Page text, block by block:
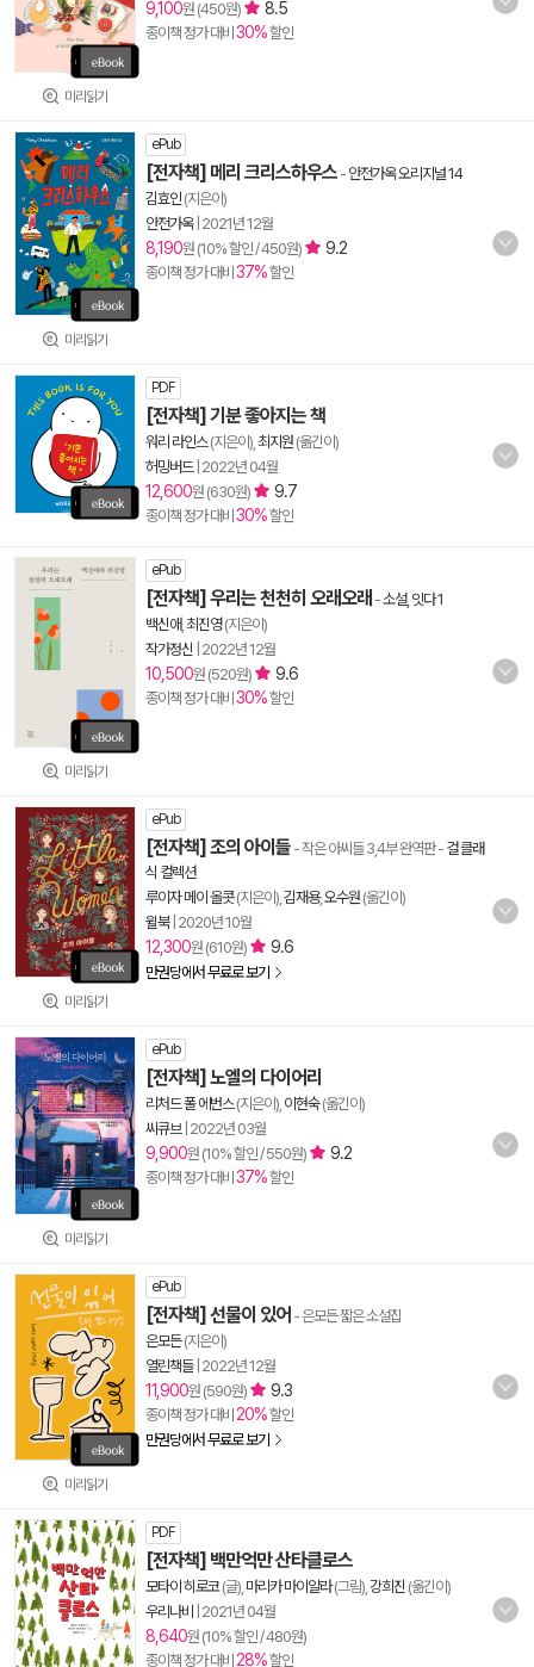
미리읽기
9,100원 (450원) 8.5
종이책 정가 대비 30%할인
미리읽기
ePub
[전자책] 메리 크리스하우스 - 안전가옥 오리지널 14
김효인 (지은이)
안전가옥| 2021년 12월
8,190원 (10% 할인 / 450원) 9.2
종이책 정가 대비 37%할인
PDF
[전자책] 기분 좋아지는 책
워리 라인스(지은이), 최지원 (옮긴이)
허밍버드| 2022년 04월
12,600원 (630원) 9.7
종이책 정가 대비 30%할인
미리읽기
ePub
[전자책] 우리는 천천히 오래오래 -소설, 잇다 1
백신애 최진영(지은이)
작가정신 2022년 12월
10,500원 (520원) 9.6
종이책 정가 대비 30%할인
미리읽기
ePub
[전자책] 조의 아이들 - 작은 아씨들 3,4부 완역판- 걸 클래
식 컬렉션
루이자 메이 올콧(지은이), 김재용,오수원 (옮긴이)
윌북| 2020년 10월
12,300원 (610원) 9.6
만권당에서 무료로 보기
미리읽기
ePub
[전자책] 노엘의 다이어리
리처드 폴 에번스(지은이), 이현숙(옮긴이)
씨큐브| 2022년 03월
9,900원 (10% 할인 / 550원) 9.2
종이책 정가 대비 37%할인
미리읽기
ePub
[전자책] 선물이 있어 - 은모든 짧은 소설집
은모든(지은이)
열린책들| 2022년 12월
11,900원 (590원) 9.3
종이책 정가 대비 20%할인
만권당에서 무료로 보기
PDF
[전자책] 백만억만 산타클로스
모타이 히로코(글), 마리카 마이얄라(그림), 강희진 (옮긴이)
우리나비
2021년 04월
8,640원 (10% 할인 / 480원)
종이책 정가 대비 28%할인